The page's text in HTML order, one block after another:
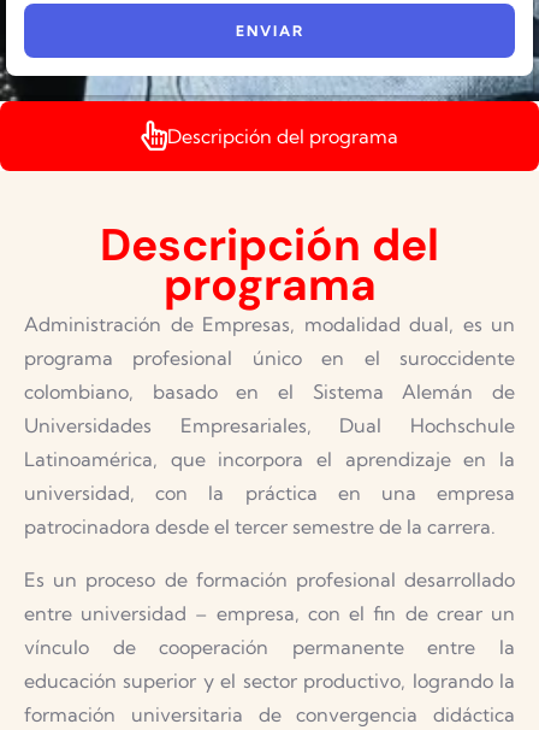
Descripción del programa
Descripción del
programa
Administración de Empresas, modalidad dual, es un
programa profesional único en el suroccidente
colombiano, basado en el Sistema Alemán de
Universidades Empresariales, Dual Hochschule
Latinoamérica, que incorpora el aprendizaje en la
universidad, con la práctica en una empresa
patrocinadora desde el tercer semestre de la carrera.
Es un proceso de formación profesional desarrollado
entre universidad – empresa, con el fin de crear un
vínculo de cooperación permanente entre la
educación superior y el sector productivo, logrando la
formación universitaria de convergencia didáctica